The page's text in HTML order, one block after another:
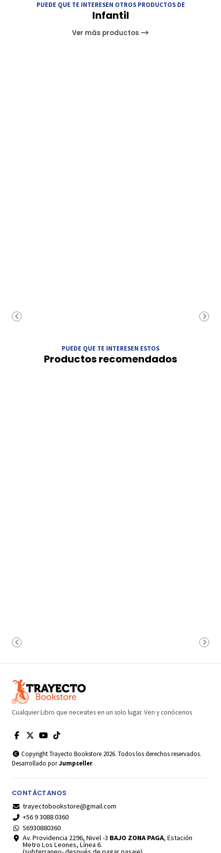
PUEDE QUE TE INTERESEN OTROS PRODUCTOS DE
Infantil
Ver más productos
PUEDE QUE TE INTERESEN ESTOS
Productos recomendados
Cualquier Libro que necesites en un solo lugar. Ven y conócenos
Copyright Trayecto Bookstore 2026. Todos los derechos reservados.
Desarrollado porJumpseller.
CONTÁCTANOS
trayectobookstore@gmail.com
+56 9 3088 0360
56930880360
Av. Providencia 2296, Nivel -3 BAJO ZONA PAGA, Estación
Metro Los Leones, Línea 6.